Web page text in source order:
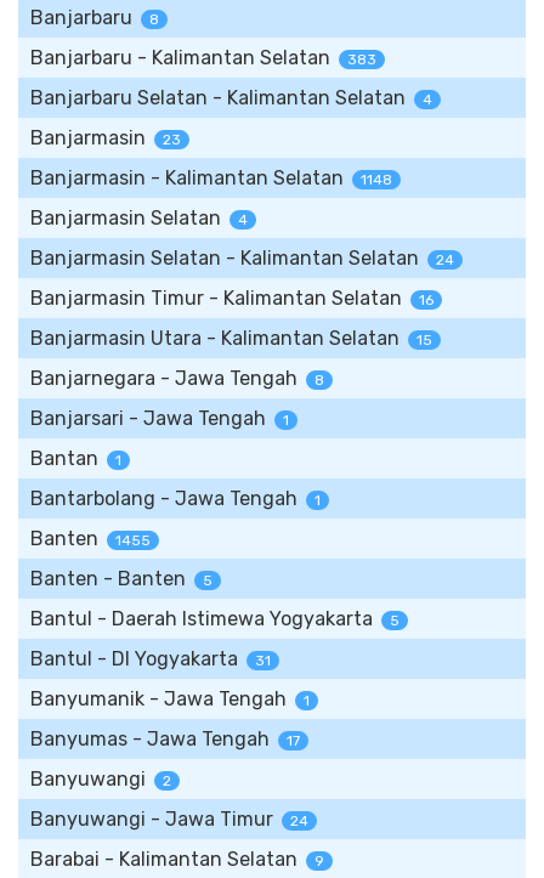
Banjarbaru 8
Banjarbaru - Kalimantan Selatan 383
Banjarbaru Selatan - Kalimantan Selatan 4
Banjarmasin 23
Banjarmasin - Kalimantan Selatan 1148
Banjarmasin Selatan 4
Banjarmasin Selatan - Kalimantan Selatan 24
Banjarmasin Timur - Kalimantan Selatan 16
Banjarmasin Utara - Kalimantan Selatan 15
Banjarnegara - Jawa Tengah 8
Banjarsari - Jawa Tengah 1
Bantan 1
Bantarbolang - Jawa Tengah 1
Banten 1455
Banten - Banten 5
Bantul - Daerah Istimewa Yogyakarta 5
Bantul - DI Yogyakarta 31
Banyumanik - Jawa Tengah 1
Banyumas - Jawa Tengah 17
Banyuwangi 2
Banyuwangi - Jawa Timur 24
Barabai - Kalimantan Selatan 9